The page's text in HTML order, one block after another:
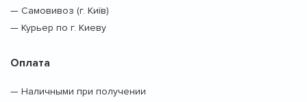
— Самовивоз (г. Київ)
— Курьер по г. Киеву
Оплата
— Наличными при получении